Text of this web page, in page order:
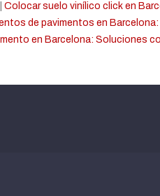
Colocar suelo vinílico click en
de pavimentos en
en Barcelona: Soluciones